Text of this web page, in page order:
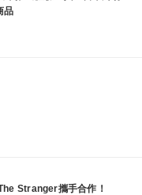
品
Stranger攜手合作！